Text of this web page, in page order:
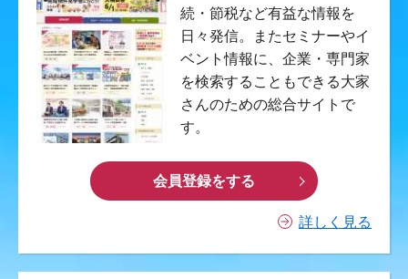
続・節税など有益な情報を
日々発信。またセミナーやイ
ベント情報に、企業・専門家
を検索することもできる大家
さんのための総合サイトで
す。
会員登録をする
詳しく見る